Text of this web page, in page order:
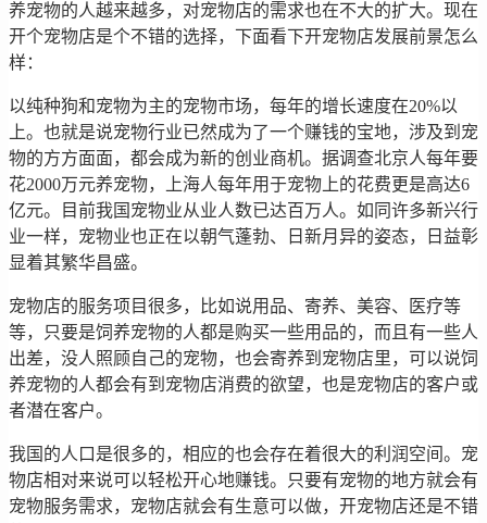
养宠物的人越来越多，对宠物店的需求也在不大的扩大。现在
开个宠物店是个不错的选择，下面看下开宠物店发展前景怎么
样：
以纯种狗和宠物为主的宠物市场，每年的增长速度在20%以
上。也就是说宠物行业已然成为了一个赚钱的宝地，涉及到宠
物的方方面面，都会成为新的创业商机。据调查北京人每年要
花2000万元养宠物，上海人每年用于宠物上的花费更是高达6
亿元。目前我国宠物业从业人数已达百万人。如同许多新兴行
业一样，宠物业也正在以朝气蓬勃、日新月异的姿态，日益彰
显着其繁华昌盛。
宠物店的服务项目很多，比如说用品、寄养、美容、医疗等
等，只要是饲养宠物的人都是购买一些用品的，而且有一些人
出差，没人照顾自己的宠物，也会寄养到宠物店里，可以说饲
养宠物的人都会有到宠物店消费的欲望，也是宠物店的客户或
者潜在客户。
我国的人口是很多的，相应的也会存在着很大的利润空间。宠
物店相对来说可以轻松开心地赚钱。只要有宠物的地方就会有
宠物服务需求，宠物店就会有生意可以做，开宠物店还是不错